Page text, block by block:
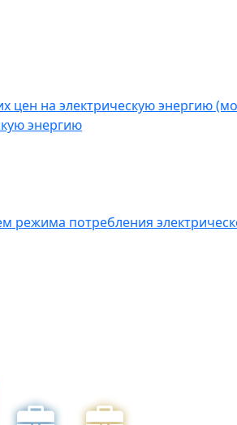
цен на электрическую энергию
энергию
режима потребления